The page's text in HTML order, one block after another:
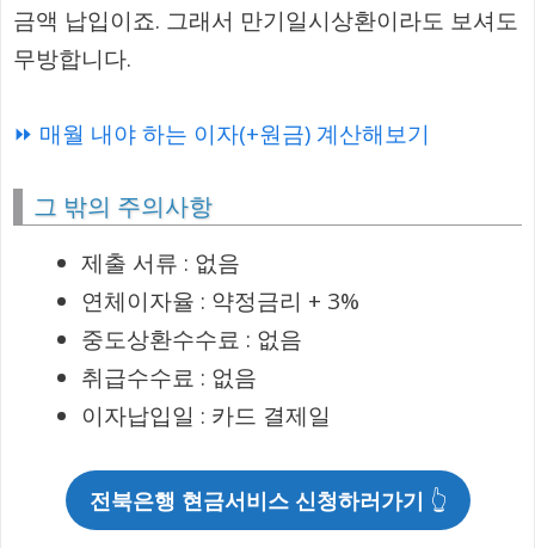
금액 납입이죠. 그래서 만기일시상환이라도 보셔도
무방합니다.
⏩ 매월 내야 하는 이자(+원금) 계산해보기
그 밖의 주의사항
제출 서류 : 없음
연체이자율 : 약정금리 + 3%
중도상환수수료 : 없음
취급수수료 : 없음
이자납입일 : 카드 결제일
전북은행 현금서비스 신청하러가기 👆